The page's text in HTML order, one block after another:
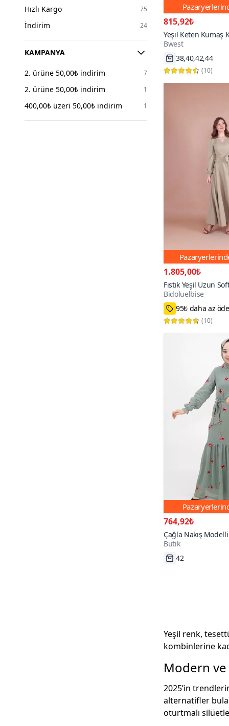
Moda Rosa
Hızlı Kargo 75
İndirim 24
KAMPANYA
2. ürüne 50,00₺ indirim 7
2. ürüne 50,00₺ indirim 1
400,00₺ üzeri 50,00₺ indirim 1
815,92₺
Yeşil Keten Kumaş
Elbise
Bwest
Hızlı Kargo
(10)
1.805,00₺
Fıstık Yeşil Uzun
Kemerli Tesettür
Bidoluelbise
50+
95₺ daha az öde
34,36,38,40,42
(10)
764,92₺
Çağla Nakış
Elbise
Butik
42
Tükenmek Üzere
Yeşil renk,
kombinlerine
Modern ve
2025’in
alternatifler
oturtmalı